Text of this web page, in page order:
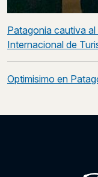
Post
navigation
Patagonia cautiva
Internacional de
Optimisimo en